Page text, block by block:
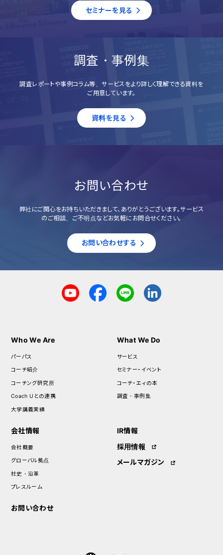
セミナーを見る
調査・事例集
調査レポートや事例コラム等、サービスをより詳しく理解できる資料を
ご用意しています。
資料を見る
お問い合わせ
弊社にご関心をお持ちいただきまして、ありがとうございます。サービス
のご相談、ご不明点などお気軽にお問合せください。
お問い合わせする
Who We Are
パーパス
コーチ紹介
コーチング研究所
Coach Uとの連携
大学講義実績
What We Do
サービス
セミナー・イベント
コーチ・エィの本
調査・事例集
会社情報
会社概要
グローバル拠点
社史・沿革
プレスルーム
IR情報
採用情報
メールマガジン
お問い合わせ